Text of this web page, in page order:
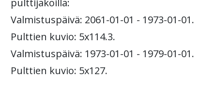
pulttijakoilla:
Valmistuspäivä: 2061-01-01 - 1973-01-01.
Pulttien kuvio: 5x114.3.
Valmistuspäivä: 1973-01-01 - 1979-01-01.
Pulttien kuvio: 5x127.